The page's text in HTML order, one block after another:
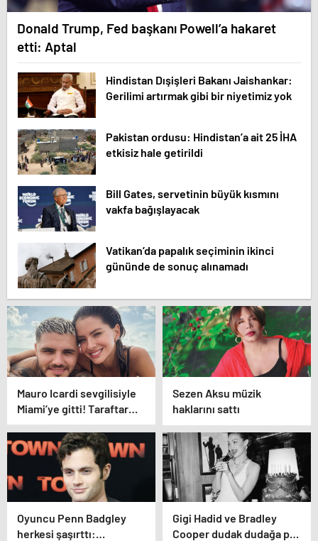
Donald Trump, Fed başkanı Powell’a hakaret
etti: Aptal
Hindistan Dışişleri Bakanı Jaishankar:
Gerilimi artırmak gibi bir niyetimiz yok
Pakistan ordusu: Hindistan’a ait 25 İHA
etkisiz hale getirildi
Bill Gates, servetinin büyük kısmını
vakfa bağışlayacak
Vatikan’da papalık seçiminin ikinci
gününde de sonuç alınamadı
Mauro Icardi sevgilisiyle
Miami’ye gitti! Taraftar
tepki gösterdi
Sezen Aksu müzik
haklarını sattı
Oyuncu Penn Badgley
herkesi şaşırttı:
Gigi Hadid ve Bradley
Cooper dudak dudağa poz